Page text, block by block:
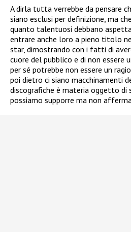
A dirla tutta verrebbe da pensare
siano esclusi per definizione, ma
quanto talentuosi debbano
entrare anche loro a pieno titolo
star, dimostrando con i fatti di
cuore del pubblico e di non essere
per sé potrebbe non essere un
poi dietro ci siano macchinamenti
discografiche è materia oggetto di
possiamo supporre ma non